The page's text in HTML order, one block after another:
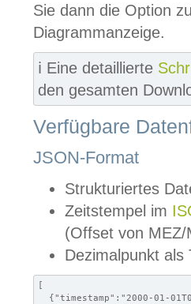
Sie dann die Option
Diagrammanzeige.
ℹ️ Eine detaillierte
den gesamten
Verfügbare
JSON-Format
Strukturiertes
Zeitstempel im
(Offset von MEZ/
Dezimalpunkt als
[
{"timestamp":"2000-01-